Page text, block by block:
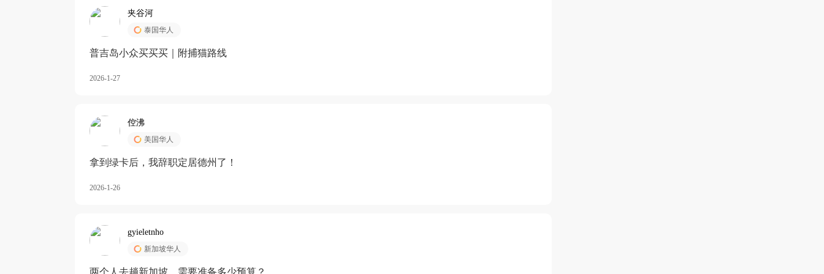
夹谷河
泰国华人
️普吉岛小众买买买｜附捕猫路线
2026-1-27
倥沸
美国华人
拿到绿卡后，我辞职定居德州了！
2026-1-26
gyieletnho
新加坡华人
两个人去趟新加坡，需要准备多少预算？